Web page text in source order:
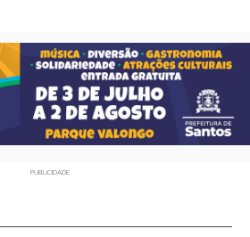
PUBLICIDADE